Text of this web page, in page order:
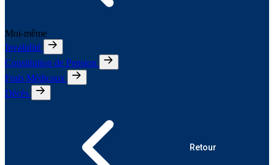
Moi-même
Invalidité
Constitution de Pension
Frais Médicaux
Décès
Retour